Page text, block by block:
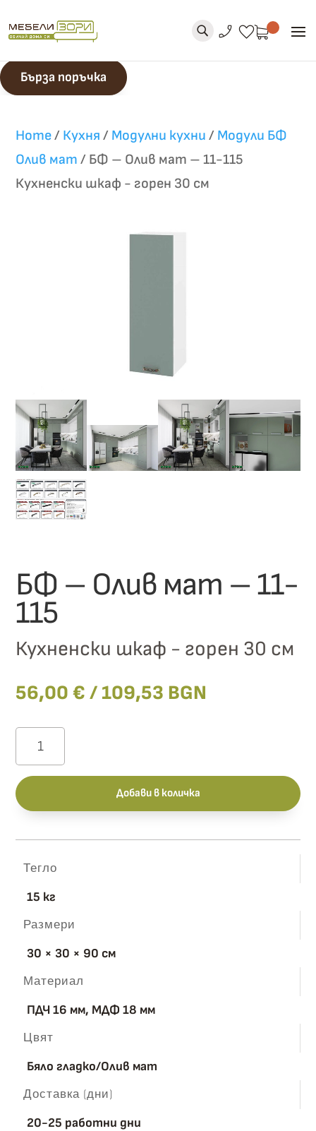
phone_enabled favorite
U
Бърза поръчка
Home/ Кухня / Модулни кухни / Модули БФ
Олив мат / БФ – Олив мат – 11-115
Кухненски шкаф - горен 30 см
БФ – Олив мат – 11-
115
Кухненски шкаф - горен 30 см
56,00€ / 109,53 BGN
количество
за
БФ
-
11-
115
Добави в количка
Тегло
15 кг
Размери
30 × 30 × 90 см
Материал
ПДЧ 16 мм, МДФ 18 мм
Цвят
Бяло гладко/Олив мат
Доставка (дни)
20-25 работни дни